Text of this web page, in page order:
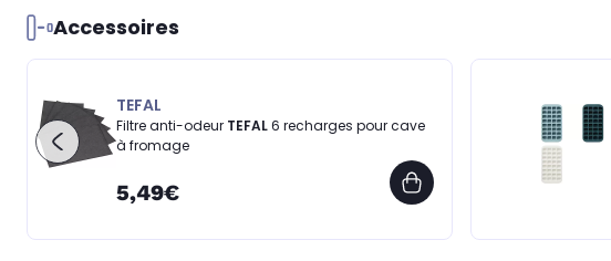
Accessoires
TEFAL
Filtre anti-odeur TEFAL
à fromage
5,49€